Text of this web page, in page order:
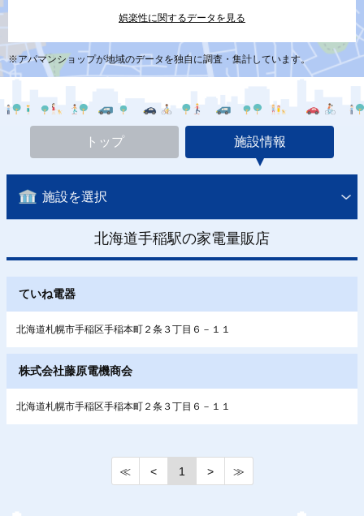
娯楽性に関するデータを見る
※アパマンショップが地域のデータを独自に調査・集計しています。
トップ 施設情報
施設を選択
北海道手稲駅の家電量販店
ていね電器
北海道札幌市手稲区手稲本町２条３丁目６－１１
株式会社藤原電機商会
北海道札幌市手稲区手稲本町２条３丁目６－１１
≪ < 1 > ≫